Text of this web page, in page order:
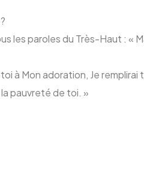
les paroles du Très-Haut : «
à Mon adoration, Je
pauvreté de toi. »